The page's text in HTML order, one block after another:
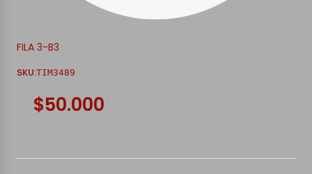
FILA 3-B3
SKU:TIM3489
$50.000